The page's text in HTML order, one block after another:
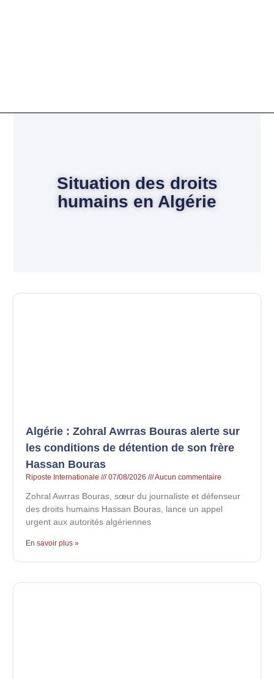
Situation des droits
humains en Algérie
Algérie : Zohral Awrras Bouras alerte sur
les conditions de détention de son frère
Hassan Bouras
Riposte Internationale 07/08/2026 Aucun commentaire
Zohral Awrras Bouras, sœur du journaliste et défenseur
des droits humains Hassan Bouras, lance un appel
urgent aux autorités algériennes
En savoir plus »